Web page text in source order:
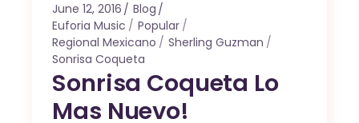
June 12, 2016
Blog
Euforia Music
Popular
Regional Mexicano
Sherling Guzman
Sonrisa Coqueta
Sonrisa Coqueta Lo
Mas Nuevo!